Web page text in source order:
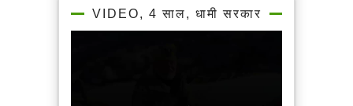
VIDEO, 4 साल, धामी सरकार